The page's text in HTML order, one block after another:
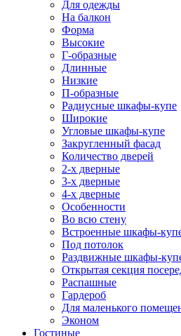
Для одежды
На балкон
Форма
Высокие
Г-образные
Длинные
Низкие
П-образные
Радиусные шкафы-купе
Широкие
Угловые шкафы-купе
Закругленный фасад
Количество дверей
2-х дверные
3-х дверные
4-х дверные
Особенности
Во всю стену
Встроенные шкафы-
Под потолок
Раздвижные шкафы-
Открытая секция
Распашные
Гардероб
Для маленького
Эконом
Гостиные